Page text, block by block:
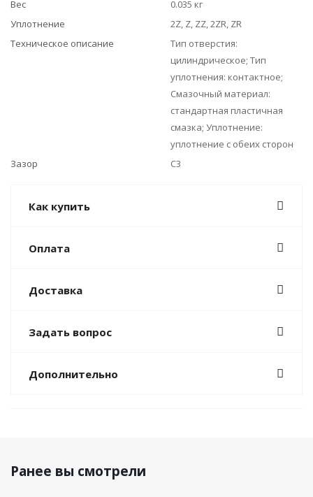
Вес
0.035 кг
Уплотнение
2Z, Z, ZZ, 2ZR, ZR
Техническое описание
Тип отверстия:
цилиндрическое; Тип
уплотнения: контактное;
Смазочный материал:
стандартная пластичная
смазка; Уплотнение:
уплотнение с обеих сторон
Зазор
C3
Как купить
Оплата
Доставка
Задать вопрос
Дополнительно
Ранее вы смотрели